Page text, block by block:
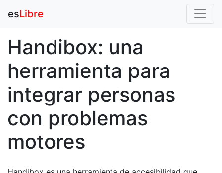
esLibre
Handibox: una
herramienta para
integrar personas
con problemas
motores